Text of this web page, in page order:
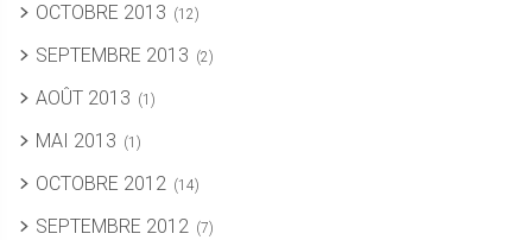
OCTOBRE 2013 (12)
SEPTEMBRE 2013 (2)
AOÛT 2013 (1)
MAI 2013 (1)
OCTOBRE 2012 (14)
SEPTEMBRE 2012 (7)